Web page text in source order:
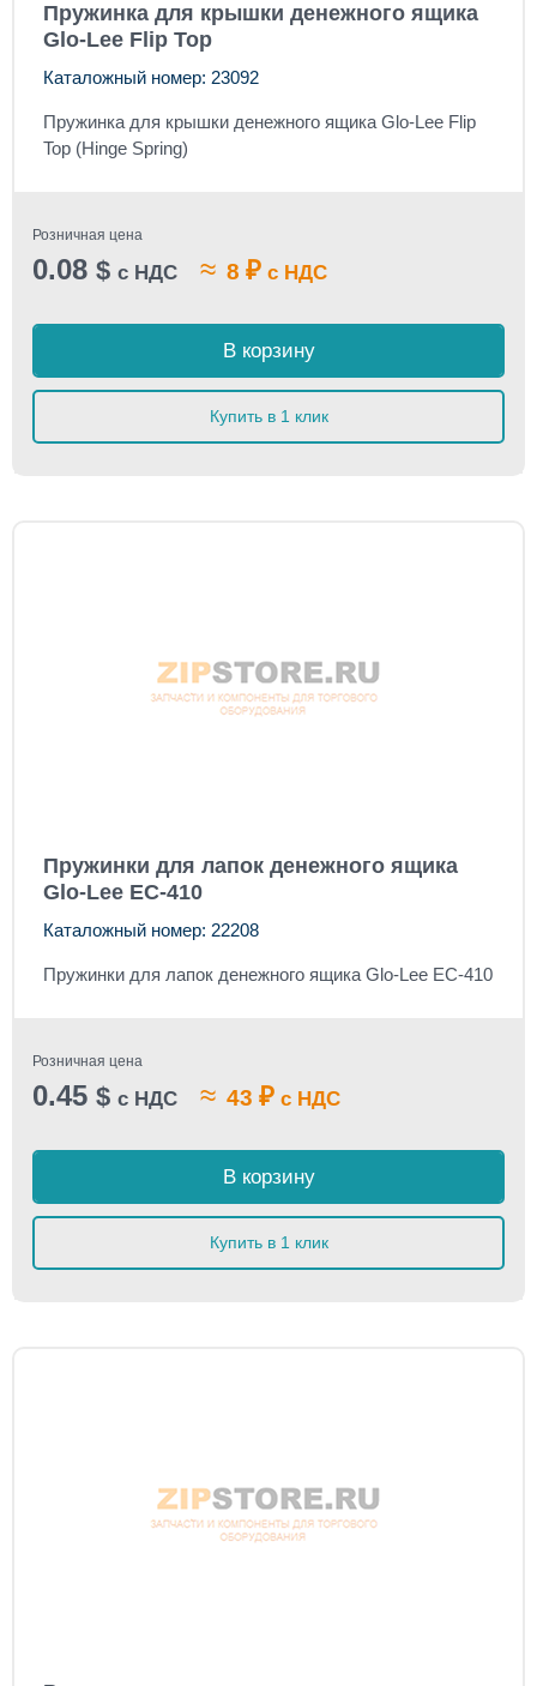
Пружинка для крышки денежного ящика
Glo-Lee Flip Top
Каталожный номер: 23092
Пружинка для крышки денежного ящика Glo-Lee Flip
Top (Hinge Spring)
Розничная цена
0.08 $ с НДС ≈ 8 ₽ с НДС
В корзину
Купить в 1 клик
Пружинки для лапок денежного ящика
Glo-Lee EC-410
Каталожный номер: 22208
Пружинки для лапок денежного ящика Glo-Lee EC-410
Розничная цена
0.45 $ с НДС ≈ 43 ₽ с НДС
В корзину
Купить в 1 клик